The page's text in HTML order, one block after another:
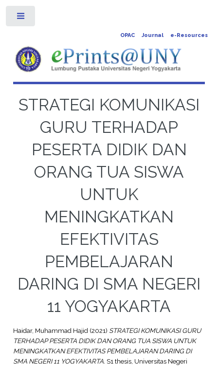
OPAC Journal e-Resources
STRATEGI KOMUNIKASI
GURU TERHADAP
PESERTA DIDIK DAN
ORANG TUA SISWA
UNTUK
MENINGKATKAN
EFEKTIVITAS
PEMBELAJARAN
DARING DI SMA NEGERI
11 YOGYAKARTA
Haidar, Muhammad Hajid(2021) STRATEGI KOMUNIKASI GURU
TERHADAP PESERTA DIDIK DAN ORANG TUA SISWA UNTUK
MENINGKATKAN EFEKTIVITAS PEMBELAJARAN DARING DI
SMA NEGERI 11 YOGYAKARTA. S1 thesis, Universitas Negeri